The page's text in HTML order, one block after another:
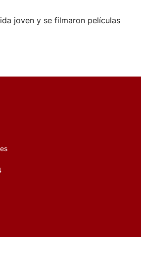
joven y se filmaron películas